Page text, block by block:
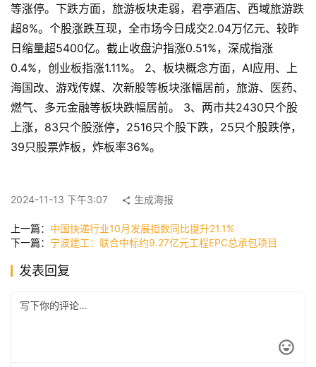
首
页
快
讯
公
时
等涨停。下跌方面，旅游板块走弱，君亭酒店、西域旅游跌
超8%。个股涨跌互现，全市场今日成交2.04万亿元、较昨
日缩量超5400亿。截止收盘沪指涨0.51%，深成指涨
0.4%，创业板指涨1.11%。 2、板块概念方面，AI应用、上
海国改、游戏传媒、次新股等板块涨幅居前，旅游、医药、
燃气、多元金融等板块跌幅居前。 3、两市共2430只个股
上涨，83只个股涨停，2516只个股下跌，25只个股跌停，
39只股票炸板，炸板率36%。
2024-11-13 下午3:07 生成海报
上一篇： 中国快递行业10月发展指数同比提升21.1%
下一篇： 宁波建工：联合中标约9.27亿元工程EPC总承包项目
发表回复